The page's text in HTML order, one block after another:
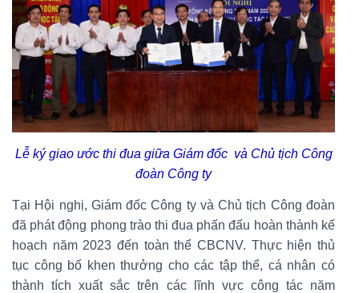
Lễ ký giao ước thi đua giữa Giám đốc và Chủ tịch Công
đoàn Công ty
Tại Hội nghị, Giám đốc Công ty và Chủ tịch Công đoàn
đã phát động phong trào thi đua phấn đấu hoàn thành kế
hoạch năm 2023 đến toàn thể CBCNV. Thực hiện thủ
tục công bố khen thưởng cho các tập thể, cá nhân có
thành tích xuất sắc trên các lĩnh vực công tác năm